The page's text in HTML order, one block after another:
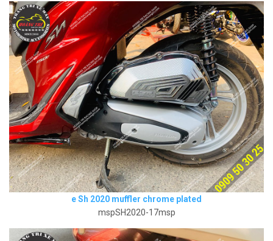
e Sh 2020 muffler chrome plated
mspSH2020-17msp